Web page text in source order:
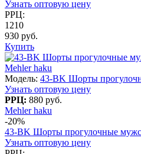
Узнать оптовую цену
РРЦ:
1210
930 руб.
Купить
Mehler haku
Модель: 43-BK Шорты
Узнать оптовую цену
РРЦ: 880 руб.
Mehler haku
-20%
43-BK Шорты прогулочные
Узнать оптовую цену